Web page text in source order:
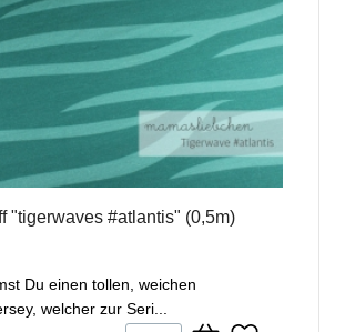
"tigerwaves #atlantis" (0,5m)
Du einen tollen, weichen
welcher zur Seri...